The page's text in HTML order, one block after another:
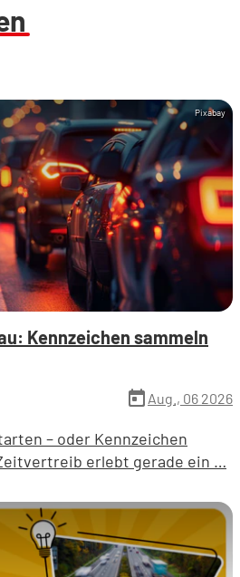
Pixabay
Kennzeichen sammeln
today Aug., 06 2026
– oder Kennzeichen
erlebt gerade ein …